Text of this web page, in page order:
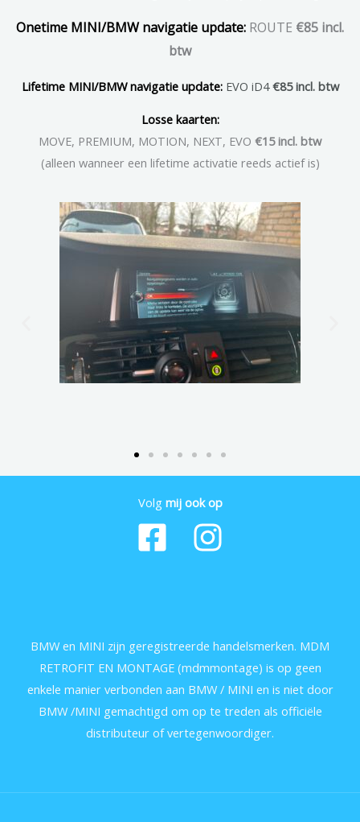
Onetime MINI/BMW navigatie update: ROUTE €85 incl.
btw
Lifetime MINI/BMW navigatie update:EVO iD4€85 incl. btw
Losse kaarten:
MOVE, PREMIUM, MOTION, NEXT, EVO €15 incl. btw
(alleen wanneer een lifetime activatie reeds actief is)
Volg mij ook op
BMW en MINI zijn geregistreerde handelsmerken. MDM
RETROFIT EN MONTAGE (mdmmontage) is op geen
enkele manier verbonden aan BMW / MINI en is niet door
BMW /MINI gemachtigd om op te treden als officiële
distributeur of vertegenwoordiger.